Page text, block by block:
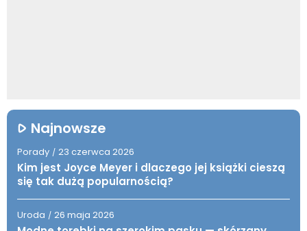
Najnowsze
Porady / 23 czerwca 2026
Kim jest Joyce Meyer i dlaczego jej książki cieszą
się tak dużą popularnością?
Uroda / 26 maja 2026